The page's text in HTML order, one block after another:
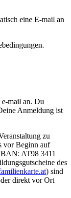
eine E-mail an
e-mail an. Du
Anmeldung ist
zu
vor Beginn auf
AT98 3411
des
) sind
direkt vor Ort